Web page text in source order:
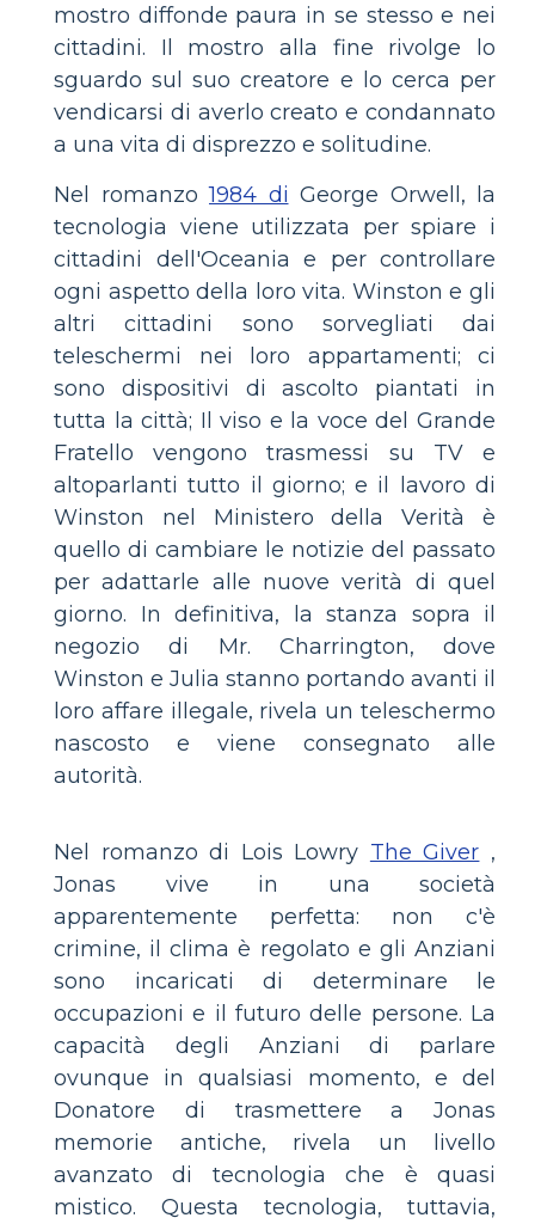
mostro diffonde paura in se stesso e nei
cittadini. Il mostro alla fine rivolge lo
sguardo sul suo creatore e lo cerca per
vendicarsi di averlo creato e condannato
a una vita di disprezzo e solitudine.
Nel romanzo1984 di George Orwell, la
tecnologia viene utilizzata per spiare i
cittadini dell'Oceania e per controllare
ogni aspetto della loro vita. Winston e gli
altri cittadini sono sorvegliati dai
teleschermi nei loro appartamenti; ci
sono dispositivi di ascolto piantati in
tutta la città; Il viso e la voce del Grande
Fratello vengono trasmessi su TV e
altoparlanti tutto il giorno; e il lavoro di
Winston nel Ministero della Verità è
quello di cambiare le notizie del passato
per adattarle alle nuove verità di quel
giorno. In definitiva, la stanza sopra il
negozio di Mr. Charrington, dove
Winston e Julia stanno portando avanti il
​​loro affare illegale, rivela un teleschermo
nascosto e viene consegnato alle
autorità.
Nel romanzo di Lois Lowry The Giver ,
Jonas vive in una società
apparentemente perfetta: non c'è
crimine, il clima è regolato e gli Anziani
sono incaricati di determinare le
occupazioni e il futuro delle persone. La
capacità degli Anziani di parlare
ovunque in qualsiasi momento, e del
Donatore di trasmettere a Jonas
memorie antiche, rivela un livello
avanzato di tecnologia che è quasi
mistico. Questa tecnologia, tuttavia,